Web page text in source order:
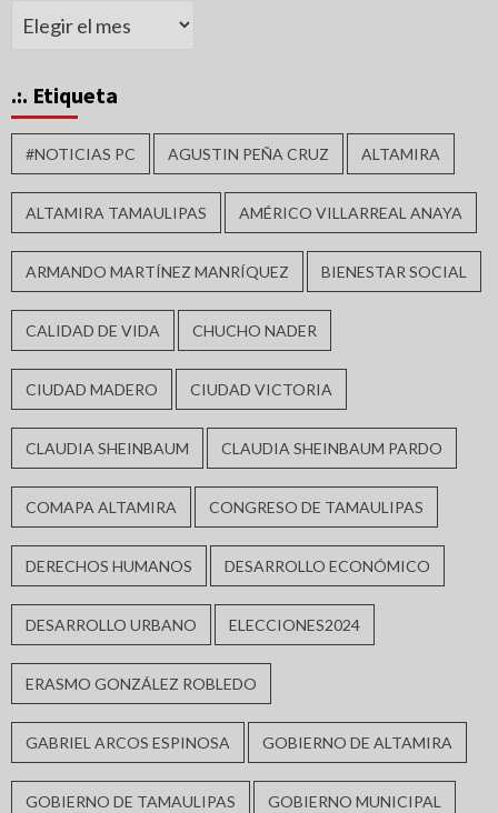
Archivos
.:. Etiqueta
#NOTICIAS PC AGUSTIN PEÑA CRUZ ALTAMIRA
ALTAMIRA TAMAULIPAS AMÉRICO VILLARREAL ANAYA
ARMANDO MARTÍNEZ MANRÍQUEZ BIENESTAR SOCIAL
CALIDAD DE VIDA CHUCHO NADER
CIUDAD MADERO CIUDAD VICTORIA
CLAUDIA SHEINBAUM CLAUDIA SHEINBAUM PARDO
COMAPA ALTAMIRA CONGRESO DE TAMAULIPAS
DERECHOS HUMANOS DESARROLLO ECONÓMICO
DESARROLLO URBANO ELECCIONES2024
ERASMO GONZÁLEZ ROBLEDO
GABRIEL ARCOS ESPINOSA GOBIERNO DE ALTAMIRA
GOBIERNO DE TAMAULIPAS GOBIERNO MUNICIPAL